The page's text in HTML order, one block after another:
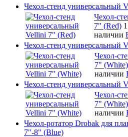
Чехол-стенд универсальный
Чехол-
7" (Red)
наличии
Чехол-стенд универсальный
Чехол-
7" (White)
наличии
Чехол-стенд универсальный
Чехол-
7" (White)
наличии
Чехол-ротатор Drobak для
7"-8" (Blue)